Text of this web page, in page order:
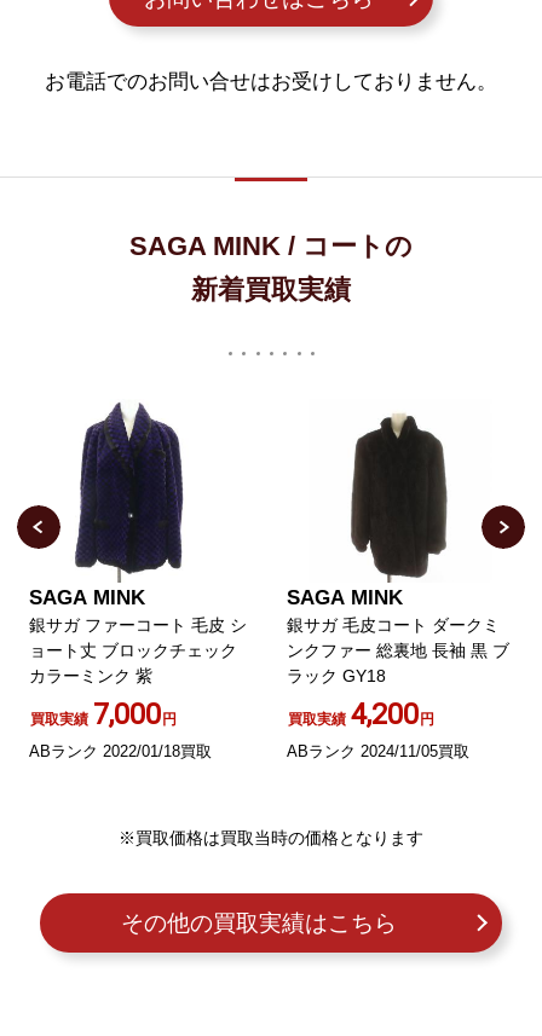
お電話でのお問い合せはお受けしておりません。
SAGA MINK / コートの
新着買取実績
SAGA MINK
銀サガ ファーコート 毛皮 シ
ョート丈 ブロックチェック
カラーミンク 紫
買取実績 7,000円
ABランク 2022/01/18買取
SAGA MINK
銀サガ 毛皮コート ダークミ
ンクファー 総裏地 長袖 黒 ブ
ラック GY18
買取実績 4,200円
ABランク 2024/11/05買取
※買取価格は買取当時の価格となります
その他の買取実績はこちら